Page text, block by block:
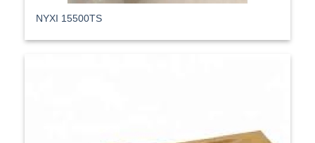
ΝΥΧΙ 15500TS